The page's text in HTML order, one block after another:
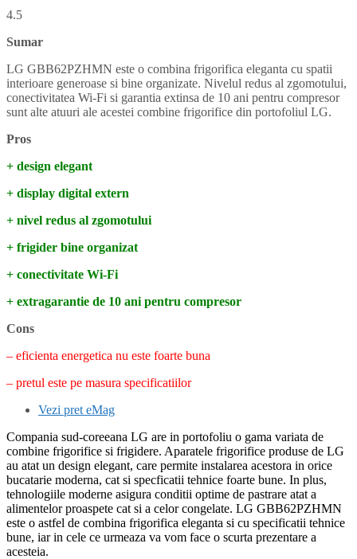
4.5
Sumar
LG GBB62PZHMN este o combina frigorifica eleganta cu spatii
interioare generoase si bine organizate. Nivelul redus al zgomotului,
conectivitatea Wi-Fi si garantia extinsa de 10 ani pentru compresor
sunt alte atuuri ale acestei combine frigorifice din portofoliul LG.
Pros
+ design elegant
+ display digital extern
+ nivel redus al zgomotului
+ frigider bine organizat
+ conectivitate Wi-Fi
+ extragarantie de 10 ani pentru compresor
Cons
– eficienta energetica nu este foarte buna
– pretul este pe masura specificatiilor
Vezi pret eMag
Compania sud-coreeana LG are in portofoliu o gama variata de
combine frigorifice si frigidere. Aparatele frigorifice produse de LG
au atat un design elegant, care permite instalarea acestora in orice
bucatarie moderna, cat si specficatii tehnice foarte bune. In plus,
tehnologiile moderne asigura conditii optime de pastrare atat a
alimentelor proaspete cat si a celor congelate. LG GBB62PZHMN
este o astfel de combina frigorifica eleganta si cu specificatii tehnice
bune, iar in cele ce urmeaza va vom face o scurta prezentare a
acesteia.